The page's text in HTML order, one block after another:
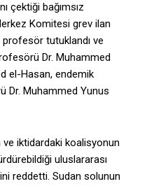
çektiği bağımsız
Komitesi grev ilan
tutuklandı ve
Dr. Muhammed
el-Hasan, endemik
Dr. Muhammed Yunus
ve iktidardaki koalisyonun
uluslararası
reddetti. Sudan solunun